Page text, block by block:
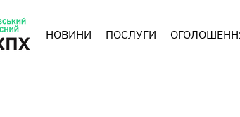
НОВИНИ ПОСЛУГИ